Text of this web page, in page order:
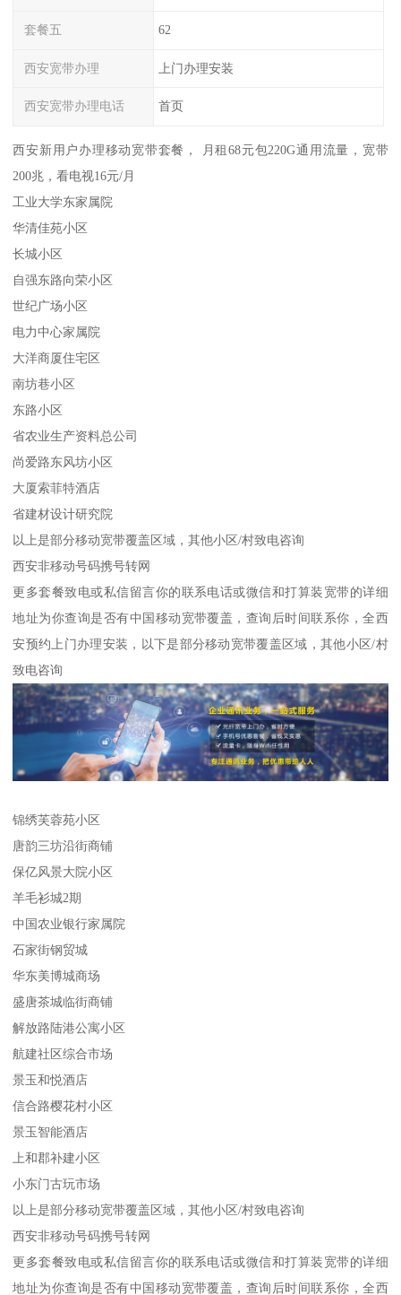
套餐五 62
西安宽带办理 上门办理安装
西安宽带办理电话 首页
西安新用户办理移动宽带套餐， 月租68元包220G通用流量，宽带
200兆，看电视16元/月
工业大学东家属院
华清佳苑小区
长城小区
自强东路向荣小区
世纪广场小区
电力中心家属院
大洋商厦住宅区
南坊巷小区
东路小区
省农业生产资料总公司
尚爱路东风坊小区
大厦索菲特酒店
省建材设计研究院
以上是部分移动宽带覆盖区域，其他小区/村致电咨询
西安非移动号码携号转网
更多套餐致电或私信留言你的联系电话或微信和打算装宽带的详细
地址为你查询是否有中国移动宽带覆盖，查询后时间联系你，全西
安预约上门办理安装，以下是部分移动宽带覆盖区域，其他小区/村
致电咨询
锦绣芙蓉苑小区
唐韵三坊沿街商铺
保亿风景大院小区
羊毛衫城2期
中国农业银行家属院
石家街钢贸城
华东美博城商场
盛唐茶城临街商铺
解放路陆港公寓小区
航建社区综合市场
景玉和悦酒店
信合路樱花村小区
景玉智能酒店
上和郡补建小区
小东门古玩市场
以上是部分移动宽带覆盖区域，其他小区/村致电咨询
西安非移动号码携号转网
更多套餐致电或私信留言你的联系电话或微信和打算装宽带的详细
地址为你查询是否有中国移动宽带覆盖，查询后时间联系你，全西